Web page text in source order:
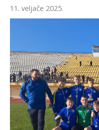
11. veljače 2025.